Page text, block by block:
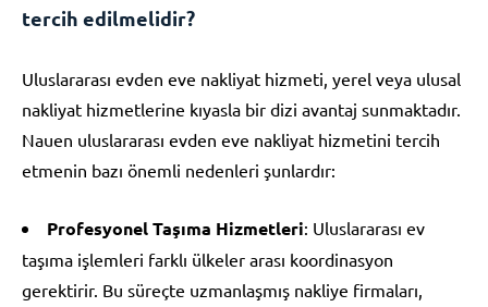
tercih edilmelidir?
Uluslararası evden eve nakliyat hizmeti, yerel veya ulusal
nakliyat hizmetlerine kıyasla bir dizi avantaj sunmaktadır.
Nauen uluslararası evden eve nakliyat hizmetini tercih
etmenin bazı önemli nedenleri şunlardır:
Profesyonel Taşıma Hizmetleri: Uluslararası ev
taşıma işlemleri farklı ülkeler arası koordinasyon
gerektirir. Bu süreçte uzmanlaşmış nakliye firmaları,